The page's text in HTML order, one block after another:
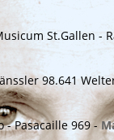
St.Gallen -
98.641
- Pasacaille 969 -